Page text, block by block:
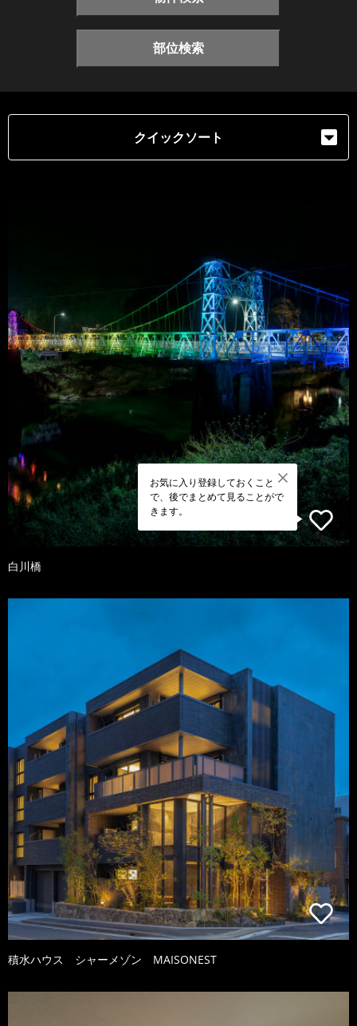
部位検索
クイックソート
お気に入り登録しておくこと
で、後でまとめて見ることがで
きます。
白川橋
積水ハウス シャーメゾン MAISONEST